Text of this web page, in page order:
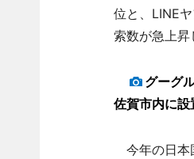
位と、LINE
索数が急上昇
グーグ
佐賀市内に設
今年の日本